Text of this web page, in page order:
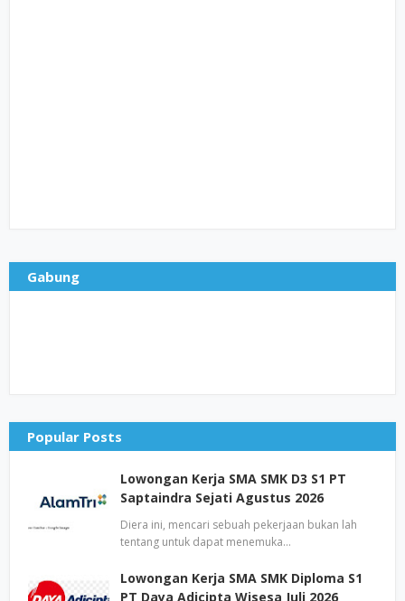
Gabung
Popular Posts
Lowongan Kerja SMA SMK D3 S1 PT
Saptaindra Sejati Agustus 2026
Diera ini, mencari sebuah pekerjaan bukan lah
tentang untuk dapat menemuka…
Lowongan Kerja SMA SMK Diploma S1
PT Daya Adicipta Wisesa Juli 2026